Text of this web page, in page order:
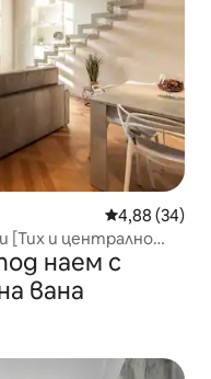
Средна
4,88 (34)
[Тих и централно
наем с
вана